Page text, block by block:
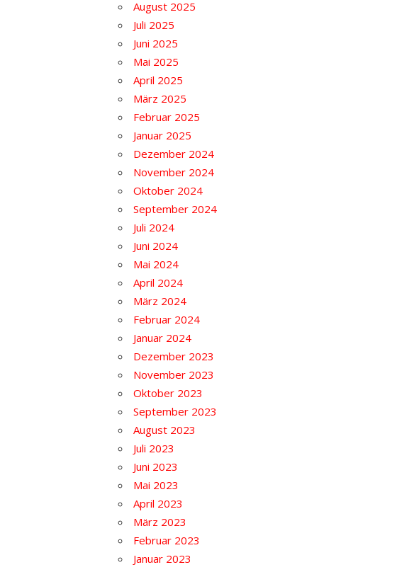
August 2025
Juli 2025
Juni 2025
Mai 2025
April 2025
März 2025
Februar 2025
Januar 2025
Dezember 2024
November 2024
Oktober 2024
September 2024
Juli 2024
Juni 2024
Mai 2024
April 2024
März 2024
Februar 2024
Januar 2024
Dezember 2023
November 2023
Oktober 2023
September 2023
August 2023
Juli 2023
Juni 2023
Mai 2023
April 2023
März 2023
Februar 2023
Januar 2023